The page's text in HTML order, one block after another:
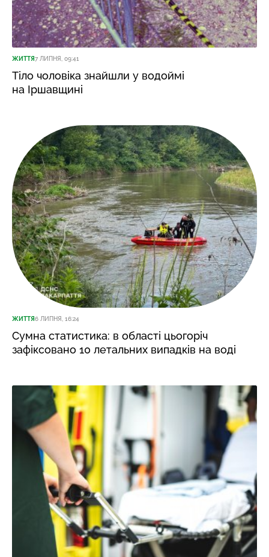
ЖИТТЯ7 ЛИПНЯ, 09:41
Тіло чоловіка знайшли у водоймі
на Іршавщині
ЖИТТЯ6 ЛИПНЯ, 16:24
Сумна статистика: в області цьогоріч
зафіксовано 10 летальних випадків на воді